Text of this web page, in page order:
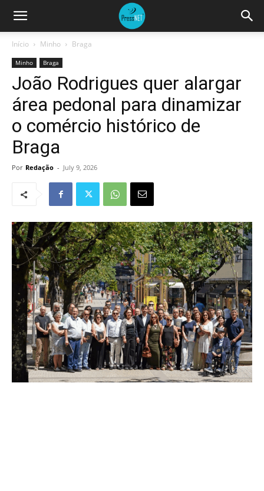
Início Minho Braga
Minho Braga
João Rodrigues quer alargar
área pedonal para dinamizar
o comércio histórico de
Braga
Por Redação - July 9, 2026